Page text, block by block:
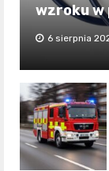
wzroku w
6 sierpnia